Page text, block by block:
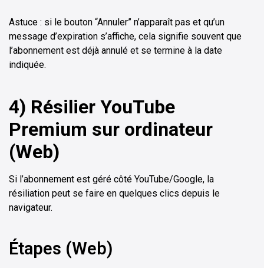
Astuce : si le bouton “Annuler” n’apparaît pas et qu’un
message d’expiration s’affiche, cela signifie souvent que
l’abonnement est déjà annulé et se termine à la date
indiquée.
4) Résilier YouTube
Premium sur ordinateur
(Web)
Si l’abonnement est géré côté YouTube/Google, la
résiliation peut se faire en quelques clics depuis le
navigateur.
Étapes (Web)